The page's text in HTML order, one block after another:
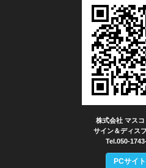
株式会社 マス
サイン＆ディス
Tel.050-
PCサイ